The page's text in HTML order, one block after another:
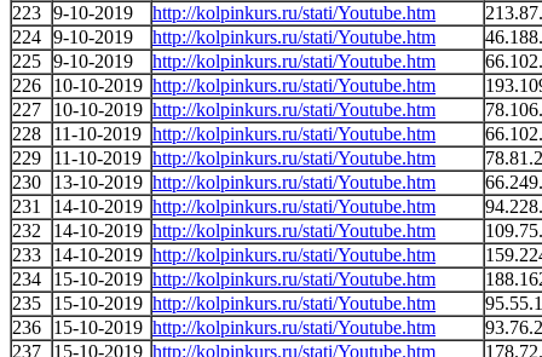
223 9-10-2019 http://kolpinkurs.ru/stati/Youtube.htm
224 9-10-2019 http://kolpinkurs.ru/stati/Youtube.htm
225 9-10-2019 http://kolpinkurs.ru/stati/Youtube.htm
226
10-10-2019 http://kolpinkurs.ru/stati/Youtube.htm
227
10-10-2019 http://kolpinkurs.ru/stati/Youtube.htm
228
11-10-2019 http://kolpinkurs.ru/stati/Youtube.htm
229
11-10-2019 http://kolpinkurs.ru/stati/Youtube.htm
230
13-10-2019 http://kolpinkurs.ru/stati/Youtube.htm
231
14-10-2019 http://kolpinkurs.ru/stati/Youtube.htm
232
14-10-2019 http://kolpinkurs.ru/stati/Youtube.htm
233
14-10-2019 http://kolpinkurs.ru/stati/Youtube.htm
234
15-10-2019 http://kolpinkurs.ru/stati/Youtube.htm
235
15-10-2019 http://kolpinkurs.ru/stati/Youtube.htm
236
15-10-2019 http://kolpinkurs.ru/stati/Youtube.htm
237
15-10-2019 http://kolpinkurs.ru/stati/Youtube.htm